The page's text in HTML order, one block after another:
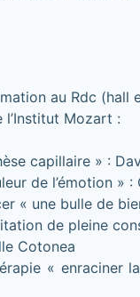
au Rdc (hall
l’Institut Mozart :
capillaire » :
de l’émotion » :
« une bulle de
de pleine
Cotonea
« enraciner